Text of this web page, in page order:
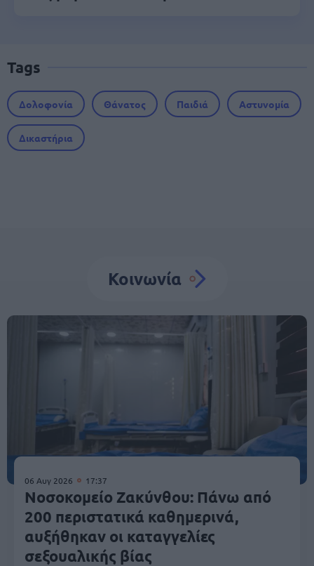
Tags
Δολοφονία Θάνατος Παιδιά Αστυνομία
Δικαστήρια
Κοινωνία
06 Αυγ 2026 17:37
Νοσοκομείο Ζακύνθου: Πάνω από
200 περιστατικά καθημερινά,
αυξήθηκαν οι καταγγελίες
σεξουαλικής βίας